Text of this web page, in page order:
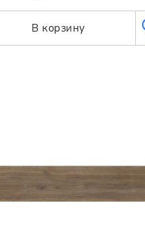
В корзину